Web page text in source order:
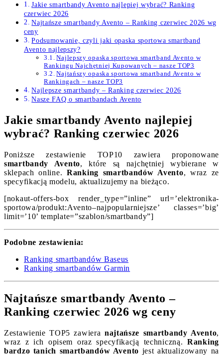
Jakie smartbandy Avento najlepiej wybrać? Ranking
czerwiec 2026
Najtańsze smartbandy Avento – Ranking czerwiec 2026 wg
ceny
Podsumowanie, czyli jaki opaska sportowa smartband
Avento najlepszy?
Najlepszy opaska sportowa smartband Avento w
Rankingu Najchętniej Kupowanych – nasze TOP3
Najtańszy opaska sportowa smartband Avento w
Rankingach – nasze TOP3
Najlepsze smartbandy – Ranking czerwiec 2026
Nasze FAQ o smartbandach Avento
Jakie smartbandy Avento najlepiej
wybrać? Ranking czerwiec 2026
Poniższe zestawienie TOP10 zawiera proponowane
smartbandy Avento, które są najchętniej wybierane w
sklepach online.Ranking smartbandów Avento, wraz ze
specyfikacją modelu, aktualizujemy na bieżąco.
[nokaut-offers-box render_type=”inline” url=’elektronika-
sportowa/produkt:Avento–najpopularniejsze’ classes=’big’
limit=’10’ template=”szablon/smartbandy”]
Podobne zestawienia:
Ranking smartbandów Baseus
Ranking smartbandów Garmin
Najtańsze smartbandy Avento –
Ranking czerwiec 2026 wg ceny
Zestawienie TOP5 zawiera najtańsze smartbandy Avento,
wraz z ich opisem oraz specyfikacją techniczną.Ranking
bardzo tanich smartbandów Avento jest aktualizowany na